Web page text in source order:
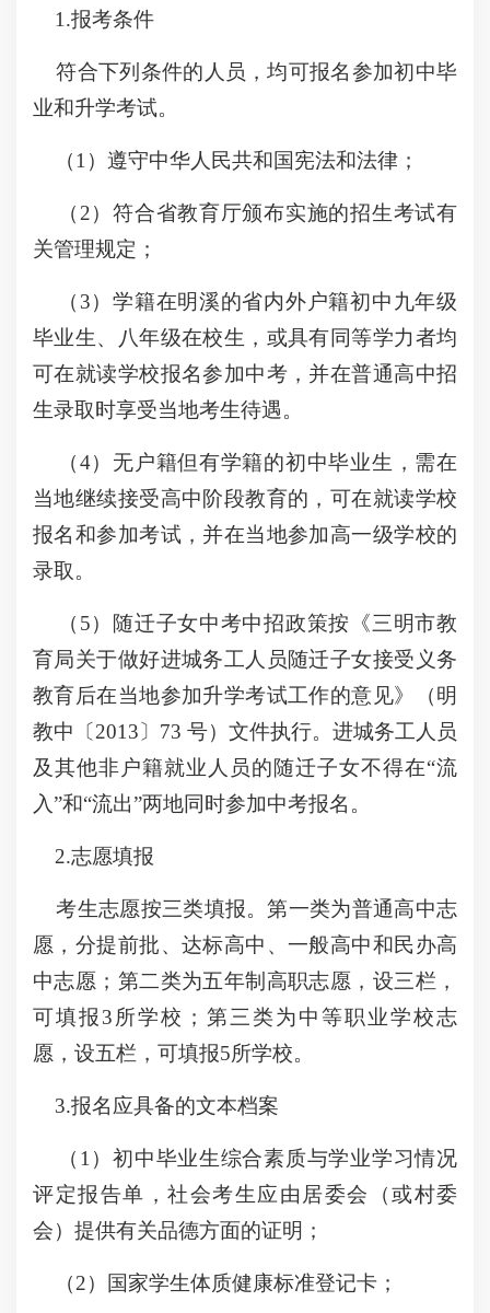
1.报考条件
符合下列条件的人员，均可报名参加初中毕
业和升学考试。
（1）遵守中华人民共和国宪法和法律；
（2）符合省教育厅颁布实施的招生考试有
关管理规定；
（3）学籍在明溪的省内外户籍初中九年级
毕业生、八年级在校生，或具有同等学力者均
可在就读学校报名参加中考，并在普通高中招
生录取时享受当地考生待遇。
（4）无户籍但有学籍的初中毕业生，需在
当地继续接受高中阶段教育的，可在就读学校
报名和参加考试，并在当地参加高一级学校的
录取。
（5）随迁子女中考中招政策按《三明市教
育局关于做好进城务工人员随迁子女接受义务
教育后在当地参加升学考试工作的意见》（明
教中〔2013〕73 号）文件执行。进城务工人员
及其他非户籍就业人员的随迁子女不得在“流
入”和“流出”两地同时参加中考报名。
2.志愿填报
考生志愿按三类填报。第一类为普通高中志
愿，分提前批、达标高中、一般高中和民办高
中志愿；第二类为五年制高职志愿，设三栏，
可填报3所学校；第三类为中等职业学校志
愿，设五栏，可填报5所学校。
3.报名应具备的文本档案
（1）初中毕业生综合素质与学业学习情况
评定报告单，社会考生应由居委会（或村委
会）提供有关品德方面的证明；
（2）国家学生体质健康标准登记卡；